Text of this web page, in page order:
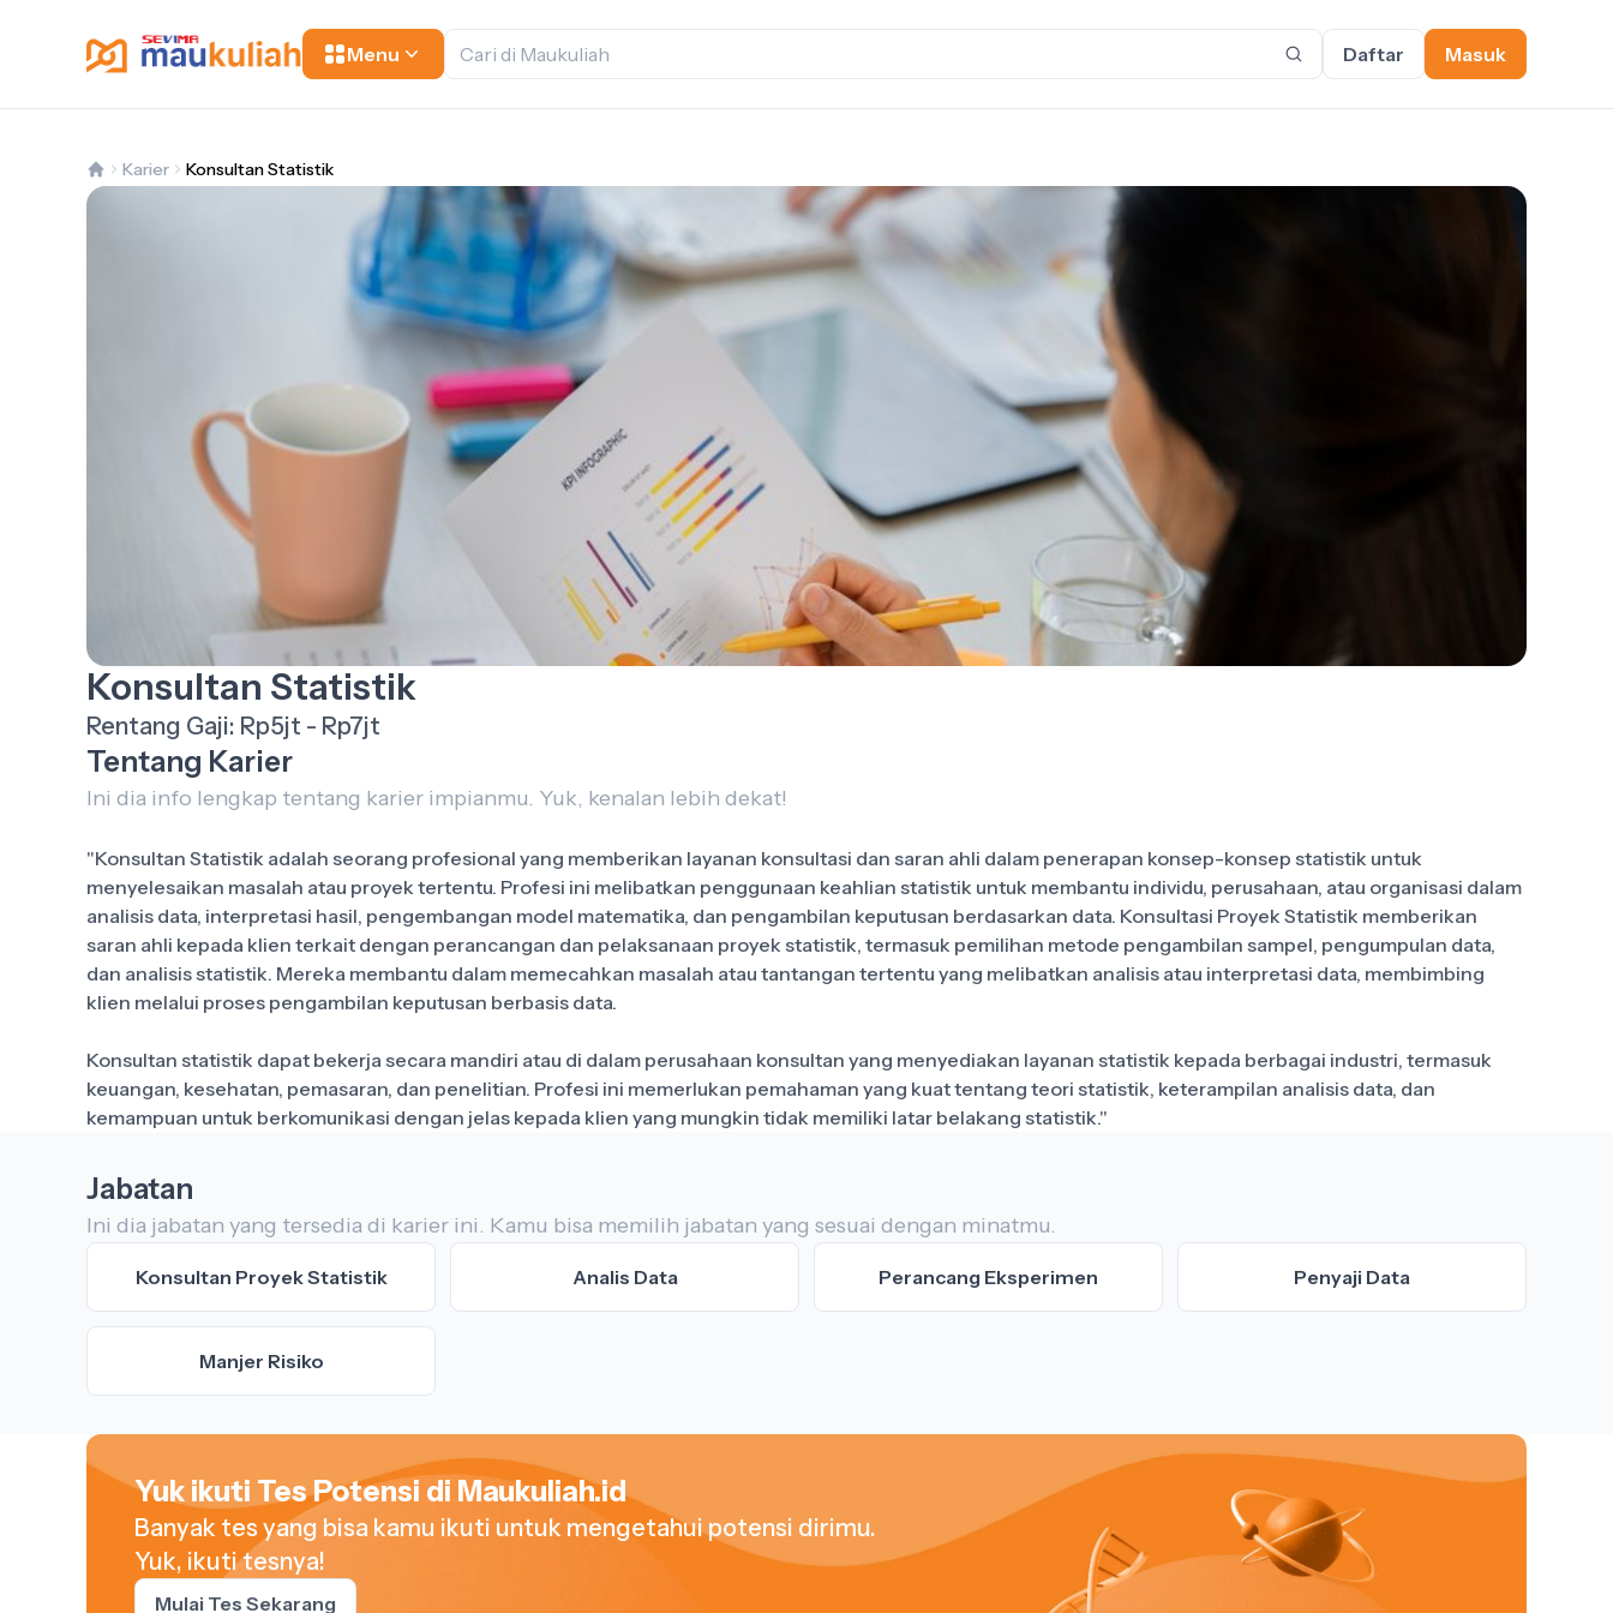
Menu Daftar Masuk
Karier Konsultan Statistik
Konsultan Statistik
Rentang Gaji: Rp5jt - Rp7jt
Tentang Karier
Ini dia info lengkap tentang karier impianmu. Yuk, kenalan lebih dekat!
"Konsultan Statistik adalah seorang profesional yang memberikan layanan konsultasi dan saran ahli dalam penerapan konsep-konsep statistik untuk
menyelesaikan masalah atau proyek tertentu. Profesi ini melibatkan penggunaan keahlian statistik untuk membantu individu, perusahaan, atau organisasi dalam
analisis data, interpretasi hasil, pengembangan model matematika, dan pengambilan keputusan berdasarkan data. Konsultasi Proyek Statistik memberikan
saran ahli kepada klien terkait dengan perancangan dan pelaksanaan proyek statistik, termasuk pemilihan metode pengambilan sampel, pengumpulan data,
dan analisis statistik. Mereka membantu dalam memecahkan masalah atau tantangan tertentu yang melibatkan analisis atau interpretasi data, membimbing
klien melalui proses pengambilan keputusan berbasis data.
Konsultan statistik dapat bekerja secara mandiri atau di dalam perusahaan konsultan yang menyediakan layanan statistik kepada berbagai industri, termasuk
keuangan, kesehatan, pemasaran, dan penelitian. Profesi ini memerlukan pemahaman yang kuat tentang teori statistik, keterampilan analisis data, dan
Jabatan
Ini dia jabatan yang tersedia di karier ini. Kamu bisa memilih jabatan yang sesuai dengan minatmu.
Konsultan Proyek Statistik Analis Data Perancang Eksperimen Penyaji Data
Manjer Risiko
Yuk ikuti Tes Potensi di Maukuliah.id
Banyak tes yang bisa kamu ikuti untuk mengetahui potensi dirimu.
Yuk, ikuti tesnya!
Mulai Tes Sekarang